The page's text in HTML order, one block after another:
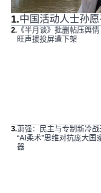
1.中国活动人士孙
2. 《半月谈》批删帖压舆
旺声援投屏遭下架
3.萧强：民主与专制新冷
“AI柔术”思维对抗庞大国
器